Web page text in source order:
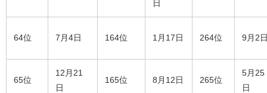
日
64位 7月4日 164位 1月17日 264位 9月2
65位
12月21
日
165位 8月12日 265位
5月25
日